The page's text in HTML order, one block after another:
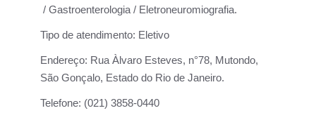
/ Gastroenterologia / Eletroneuromiografia.
Tipo de atendimento: Eletivo
Endereço: Rua Àlvaro Esteves, n°78, Mutondo,
São Gonçalo, Estado do Rio de Janeiro.
Telefone: (021) 3858-0440